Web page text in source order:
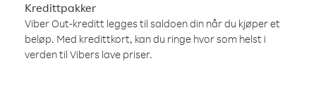
Kredittpakker
Viber Out-kreditt legges til saldoen din når du kjøper et
beløp. Med kredittkort, kan du ringe hvor som helst i
verden til Vibers lave priser.